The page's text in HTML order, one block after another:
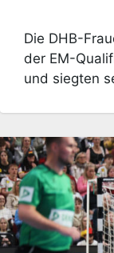
Die DHB-
der EM-
und siegten